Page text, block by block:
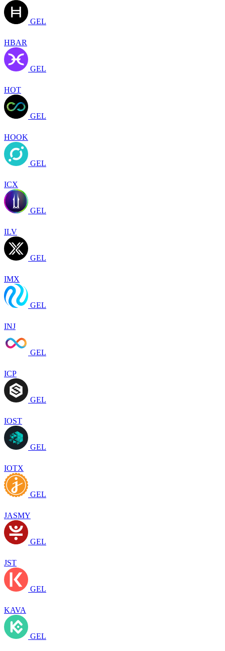
GEL
HBAR
GEL
HOT
GEL
HOOK
GEL
ICX
GEL
ILV
GEL
IMX
GEL
INJ
GEL
ICP
GEL
IOST
GEL
IOTX
GEL
JASMY
GEL
JST
GEL
KAVA
GEL